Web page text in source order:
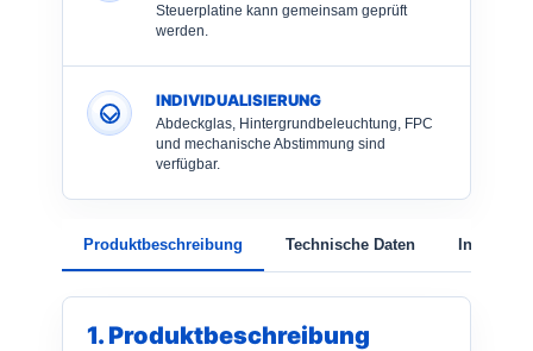
Steuerplatine kann gemeinsam geprüft
werden.
INDIVIDUALISIERUNG
Abdeckglas, Hintergrundbeleuchtung, FPC
und mechanische Abstimmung sind
verfügbar.
Produktbeschreibung Technische Daten
1. Produktbeschreibung